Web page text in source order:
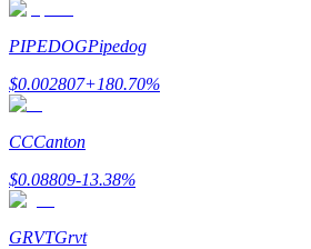
Indicação
PIPEDOGPipedog
$0.002807+180.70%
CCCanton
$0.08809-13.38%
GRVTGrvt